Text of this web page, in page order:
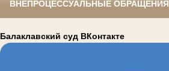
ВНЕПРОЦЕССУАЛЬНЫЕ ОБРАЩЕНИЯ
Балаклавский суд ВКонтакте